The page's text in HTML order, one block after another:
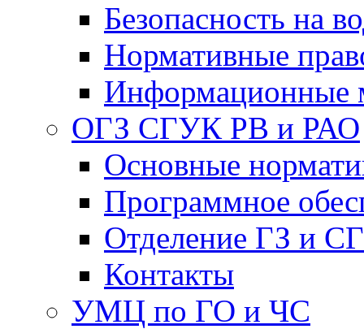
Безопасность на
Нормативные
Информационные
ОГЗ СГУК РВ и РАО
Основные
Программное
Отделение ГЗ и
Контакты
УМЦ по ГО и ЧС